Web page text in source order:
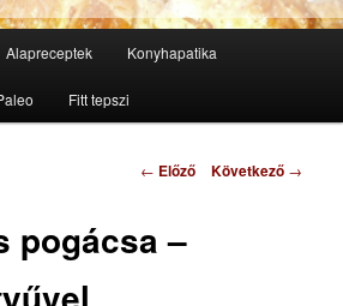
Alapreceptek Konyhapatika
Fitt tepszi
Bejegyzés
← Előző Következő →
pogácsa –